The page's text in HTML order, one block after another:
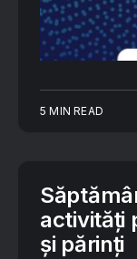
5 MIN READ
activități
și părinți